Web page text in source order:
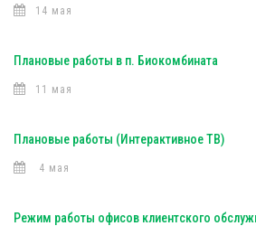
14 мая
Плановые работы в п. Биокомбината
11 мая
Плановые работы (Интерактивное ТВ)
4 мая
Режим работы офисов клиентского